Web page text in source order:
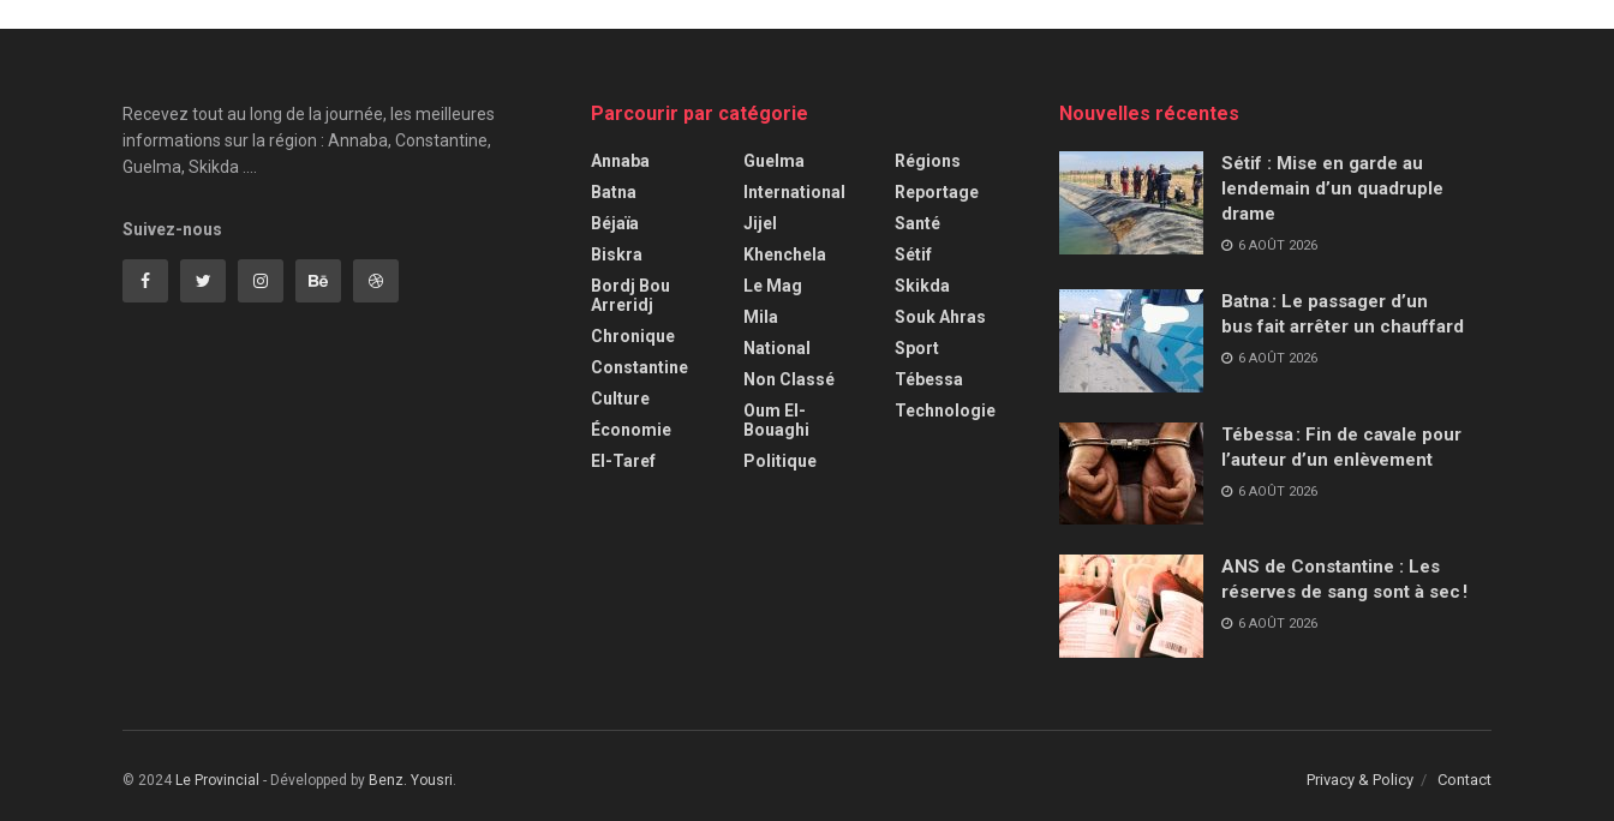
Recevez tout au long de la journée, les meilleures
informations sur la région : Annaba, Constantine,
Guelma, Skikda ....
Suivez-nous
Parcourir par catégorie
Annaba
Batna
Béjaïa
Biskra
Bordj Bou
Arreridj
Chronique
Constantine
Culture
Économie
El-Taref
Guelma
International
Jijel
Khenchela
Le Mag
Mila
National
Non Classé
Oum El-
Bouaghi
Politique
Régions
Reportage
Santé
Sétif
Skikda
Souk Ahras
Sport
Tébessa
Technologie
Nouvelles récentes
Sétif : Mise en garde au
lendemain d’un quadruple
drame
6 AOÛT 2026
Batna : Le passager d’un
bus fait arrêter un chauffard
6 AOÛT 2026
Tébessa : Fin de cavale pour
l’auteur d’un enlèvement
6 AOÛT 2026
ANS de Constantine : Les
réserves de sang sont à sec !
6 AOÛT 2026
Privacy & Policy Contact
© 2024 Le Provincial - Développed by Benz. Yousri.